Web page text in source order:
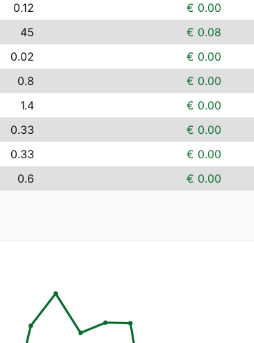
0.12 € 0.00
45 € 0.08
0.02 € 0.00
0.8 € 0.00
1.4 € 0.00
0.33 € 0.00
0.33 € 0.00
0.6 € 0.00